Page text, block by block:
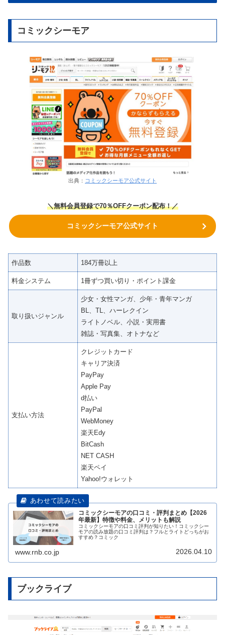
コミックシーモア
出典： コミックシーモア公式サイト
＼無料会員登録で70％OFFクーポン配布！／
コミックシーモア公式サイト
作品数 184万冊以上
料金システム 1冊ずつ買い切り・ポイント課金
取り扱いジャンル
少女・女性マンガ、少年・青年マンガ
BL、TL、ハーレクイン
ライトノベル、小説・実用書
雑誌・写真集、オトナなど
支払い方法
クレジットカード
キャリア決済
PayPay
Apple Pay
d払い
PayPal
WebMoney
楽天Edy
BitCash
NET CASH
楽天ペイ
Yahoo!ウォレット
コミックシーモアの口コミ・評判まとめ【2026
年最新】特徴や料金、メリットも解説
コミックシーモアの口コミ評判が知りたい！コミックシー
モアの読み放題の口コミ評判は？フルとライトどっちがお
すすめ？コミック
www.rnb.co.jp 2026.04.10
ブックライブ